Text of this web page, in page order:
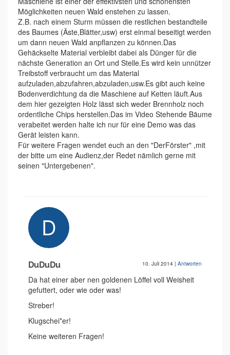
Möglichkeiten neuen Wald enstehen zu lassen.
Z.B. nach einem Sturm müssen die restlichen bestandteile
des Baumes (Äste,Blätter,usw) erst einmal beseitigt werden
um dann neuen Wald anpflanzen zu können.Das
Gehäckselte Material verbleibt dabei als Dünger für die
nächste Generation an Ort und Stelle.Es wird kein unnützer
Treibstoff verbraucht um das Material
aufzuladen,abzufahren,abzuladen,usw.Es gibt auch keine
Bodenverdichtung da die Maschiene auf Ketten läuft.Aus
dem hier gezeigten Holz lässt sich weder Brennholz noch
ordentliche Chips herstellen.Das im Video Stehende Bäume
verabeitet werden halte ich nur für eine Demo was das
Gerät leisten kann.
Für weitere Fragen wendet euch an den "DerFörster" ,mit
der bitte um eine Audienz,der Redet nämlich gerne mit
seinen "Untergebenen".
DuDuDu 10. Juli 2014 | Antworten
Da hat einer aber nen goldenen Löffel voll Weisheit
gefuttert, oder wie oder was!
Streber!
Klugschei*er!
Keine weiteren Fragen!